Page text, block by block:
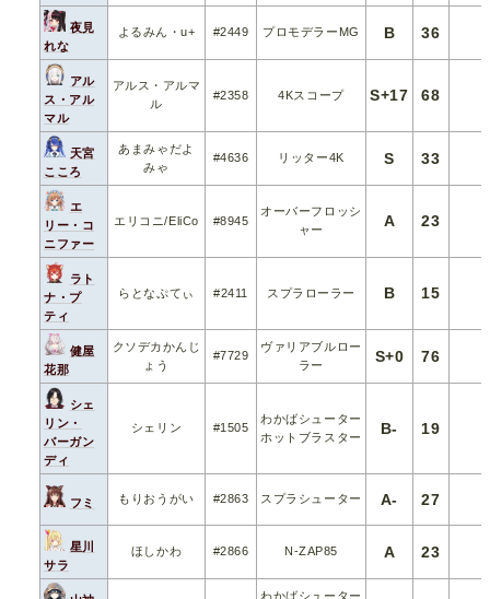
夜見
れな
よるみん・u+ #2449 プロモデラーMG B 36
アル
ス・アル
マル
アルス・アルマ
ル
#2358 4Kスコープ S+17 68
天宮
こころ
あまみゃだよ
みゃ
#4636 リッター4K S 33
エ
リー・コ
ニファー
エリコニ/EliCo #8945
オーバーフロッシ
ャー
A 23
ラト
ナ・プ
ティ
らとなぷてぃ #2411 スプラローラー B 15
健屋
花那
クソデカかんじ
ょう
#7729
ヴァリアブルロー
ラー
S+0 76
シェ
リン・
バーガン
ディ
シェリン #1505
わかばシューター
ホットブラスター
B- 19
フミ もりおうがい #2863 スプラシューター A- 27
星川
サラ
ほしかわ #2866 N-ZAP85 A 23
わかばシューター